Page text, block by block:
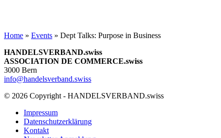
Home » Events » Dept Talks: Purpose in Business
HANDELSVERBAND.swiss
ASSOCIATION DE COMMERCE.swiss
3000 Bern
info@handelsverband.swiss
© 2026 Copyright - HANDELSVERBAND.swiss
Impressum
Datenschutzerklärung
Kontakt